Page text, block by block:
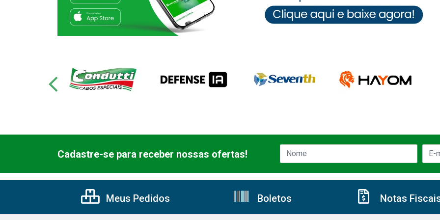
Cadastre-se para receber nossas ofertas!
Meus Pedidos Boletos Notas